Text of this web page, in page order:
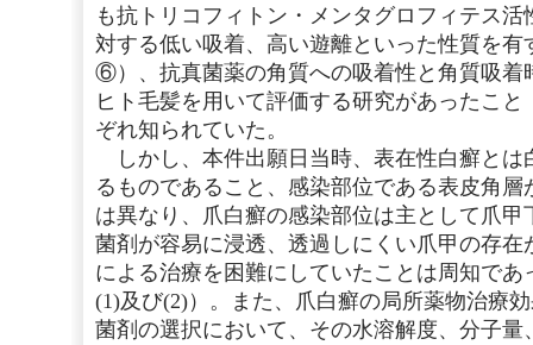
も抗トリコフィトン・メンタグロフィテス
対する低い吸着、高い遊離といった性質を有
⑥）、抗真菌薬の角質への吸着性と角質吸着
ヒト毛髪を用いて評価する研究があったこ
ぞれ知られていた。
しかし、本件出願日当時、表在性白癬とは
るものであること、感染部位である表皮角
は異なり、爪白癬の感染部位は主として爪
菌剤が容易に浸透、透過しにくい爪甲の存
による治療を困難にしていたことは周知で
(1)及び(2)）。また、爪白癬の局所薬物治療
菌剤の選択において、その水溶解度、分子